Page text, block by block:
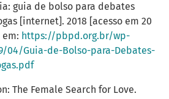
guia de bolso para debates
[internet]. 2018 [acesso em 20
https://pbpd.org.br/wp-
04/Guia-de-Bolso-para-Debates-
The Female Search for Love.